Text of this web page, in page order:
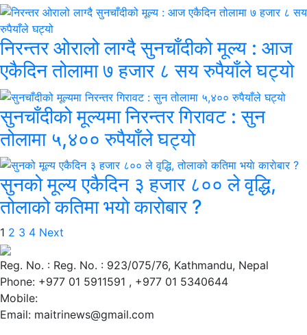
निरन्तर ओरालो लाग्दै सुनचाँदीको मूल्य : आज
एकैदिन तोलामा ७ हजार ८ सय रुपैयाँले घट्यो
सुनचाँदीको मूल्यमा निरन्तर गिरावट : सुन
तोलामा ५,४०० रुपैयाँले घट्यो
सुनको मूल्य एकैदिन ३ हजार ८०० ले वृद्धि,
तोलाको कतिमा भयाे काराेबार ?
Posts
pagination
1 2 3 4 Next
Reg. No. : Reg. No. : 923/075/76, Kathmandu, Nepal
Phone: +977 01 5911591 , +977 01 5340644
Mobile:
Email: maitrinews@gmail.com